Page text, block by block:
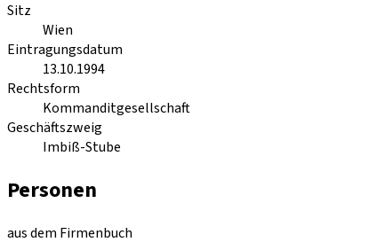
Sitz
Wien
Eintragungsdatum
13.10.1994
Rechtsform
Kommanditgesellschaft
Geschäftszweig
Imbiß-Stube
Personen
aus dem Firmenbuch